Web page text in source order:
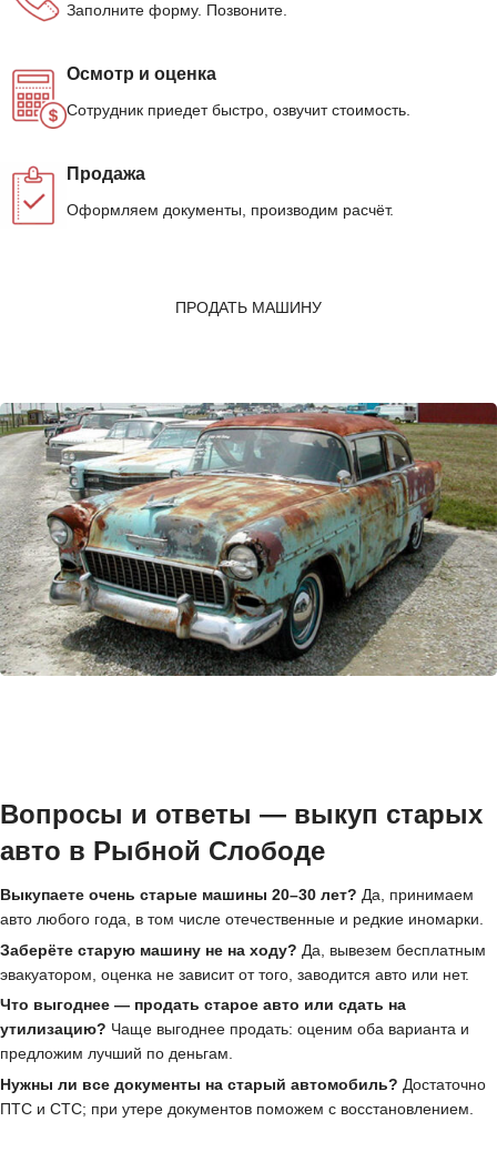
Заполните форму. Позвоните.
Осмотр и оценка
Сотрудник приедет быстро, озвучит стоимость.
Продажа
Оформляем документы, производим расчёт.
ПРОДАТЬ МАШИНУ
Вопросы и ответы — выкуп старых
авто в Рыбной Слободе
Выкупаете очень старые машины 20–30 лет? Да, принимаем
авто любого года, в том числе отечественные и редкие иномарки.
Заберёте старую машину не на ходу? Да, вывезем бесплатным
эвакуатором, оценка не зависит от того, заводится авто или нет.
Что выгоднее — продать старое авто или сдать на
утилизацию? Чаще выгоднее продать: оценим оба варианта и
предложим лучший по деньгам.
Нужны ли все документы на старый автомобиль? Достаточно
ПТС и СТС; при утере документов поможем с восстановлением.